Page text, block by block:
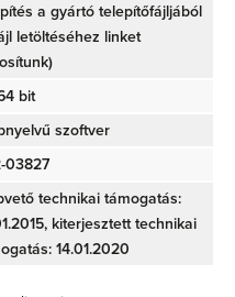
a gyártó telepítőfájljából
letöltéséhez linket
bit
szoftver
03827
technikai támogatás:
kiterjesztett technikai
14.01.2020